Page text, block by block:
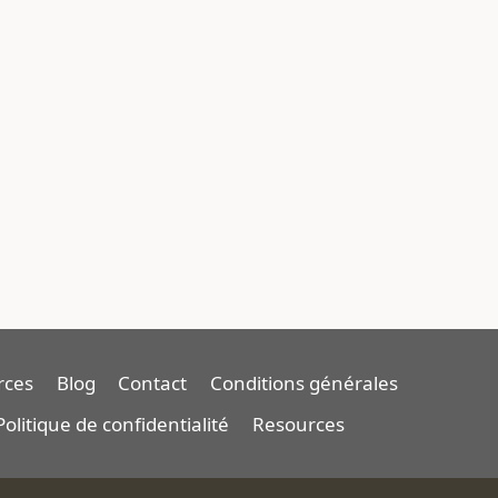
Blog Contact
Conditions générales
de confidentialité
Resources